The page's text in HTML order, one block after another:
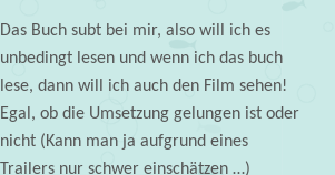
Das Buch subt bei mir, also will ich es
unbedingt lesen und wenn ich das buch
lese, dann will ich auch den Film sehen!
Egal, ob die Umsetzung gelungen ist oder
nicht (Kann man ja aufgrund eines
Trailers nur schwer einschätzen …)